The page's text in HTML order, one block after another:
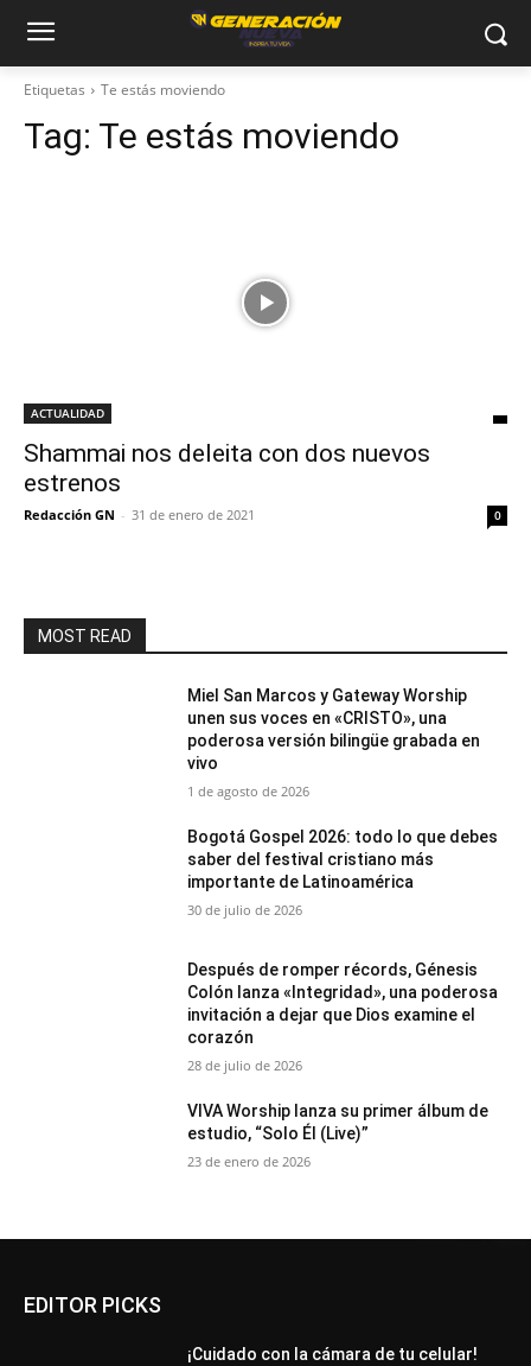
Etiquetas Te estás moviendo
Tag: Te estás moviendo
ACTUALIDAD
Shammai nos deleita con dos nuevos
estrenos
Redacción GN - 31 de enero de 2021 0
MOST READ
Miel San Marcos y Gateway Worship
unen sus voces en «CRISTO», una
poderosa versión bilingüe grabada en
vivo
1 de agosto de 2026
Bogotá Gospel 2026: todo lo que debes
saber del festival cristiano más
importante de Latinoamérica
30 de julio de 2026
Después de romper récords, Génesis
Colón lanza «Integridad», una poderosa
invitación a dejar que Dios examine el
corazón
28 de julio de 2026
VIVA Worship lanza su primer álbum de
estudio, “Solo Él (Live)”
23 de enero de 2026
EDITOR PICKS
¡Cuidado con la cámara de tu celular!